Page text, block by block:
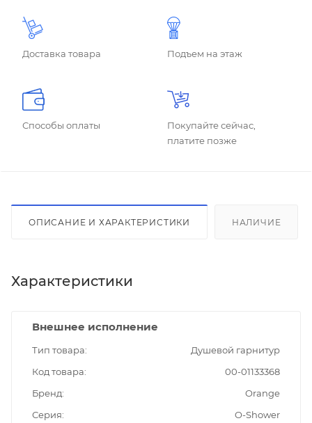
Доставка товара Подъем на этаж
Способы оплаты
Покупайте сейчас,
платите позже
ОПИСАНИЕ И ХАРАКТЕРИСТИКИ НАЛИЧИЕ
Характеристики
Внешнее исполнение
Тип товара
Душевой гарнитур
Код товара
00-01133368
Бренд
Orange
Серия
O-Shower